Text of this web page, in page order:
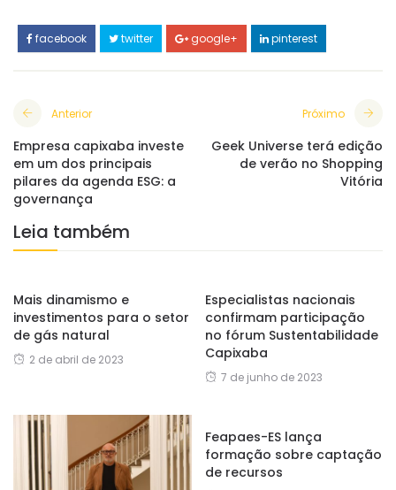
facebook twitter google+ pinterest
Anterior
Empresa capixaba investe
em um dos principais
pilares da agenda ESG: a
governança
Próximo
Geek Universe terá edição
de verão no Shopping
Vitória
Leia também
Mais dinamismo e
investimentos para o setor
de gás natural
2 de abril de 2023
Especialistas nacionais
confirmam participação
no fórum Sustentabilidade
Capixaba
7 de junho de 2023
Feapaes-ES lança
formação sobre captação
de recursos